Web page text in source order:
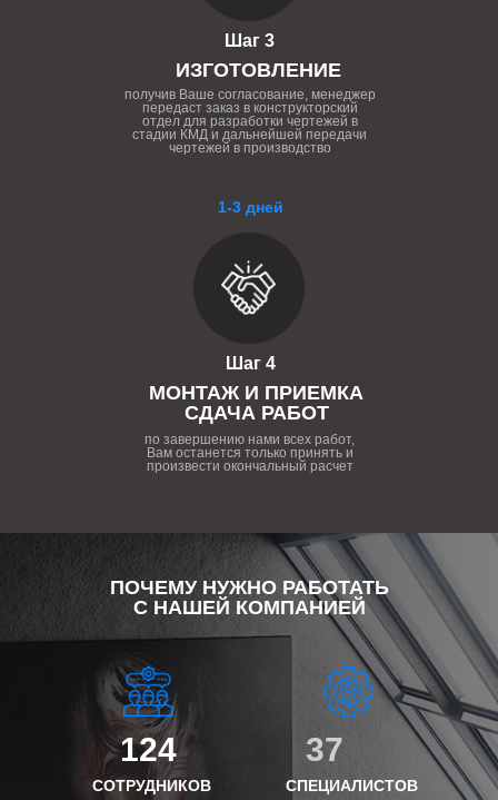
1-3 дней
Шаг 4
МОНТАЖ И ПРИЕМКА
СДАЧА РАБОТ
по завершению нами всех работ,
Вам останется только принять и
произвести окончальный расчет
Шаг 3
ИЗГОТОВЛЕНИЕ
получив Ваше согласование, менеджер
передаст заказ в конструкторский
отдел для разработки чертежей в
стадии КМД и дальнейшей передачи
чертежей в производство
ПОЧЕМУ НУЖНО РАБОТАТЬ
С НАШЕЙ КОМПАНИЕЙ
124
СОТРУДНИКОВ
37
СПЕЦИАЛИСТОВ